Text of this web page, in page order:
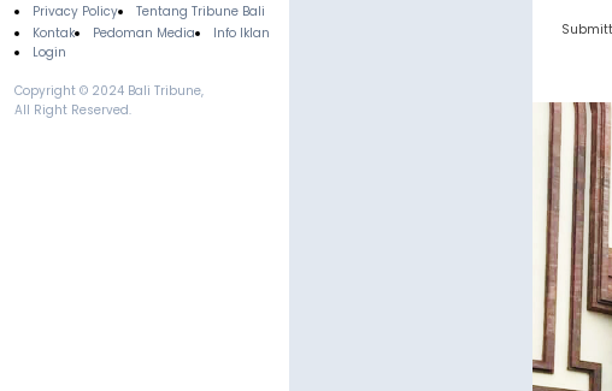
Footer
Privacy Policy
Tentang Tribune Bali
Kontak
Pedoman Media
Info Iklan
Login
Copyright © 2024 Bali Tribune,
All Right Reserved.